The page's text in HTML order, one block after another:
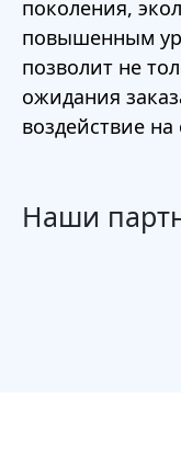
поколения,
повышенным
позволит не
ожидания
воздействие
Наши